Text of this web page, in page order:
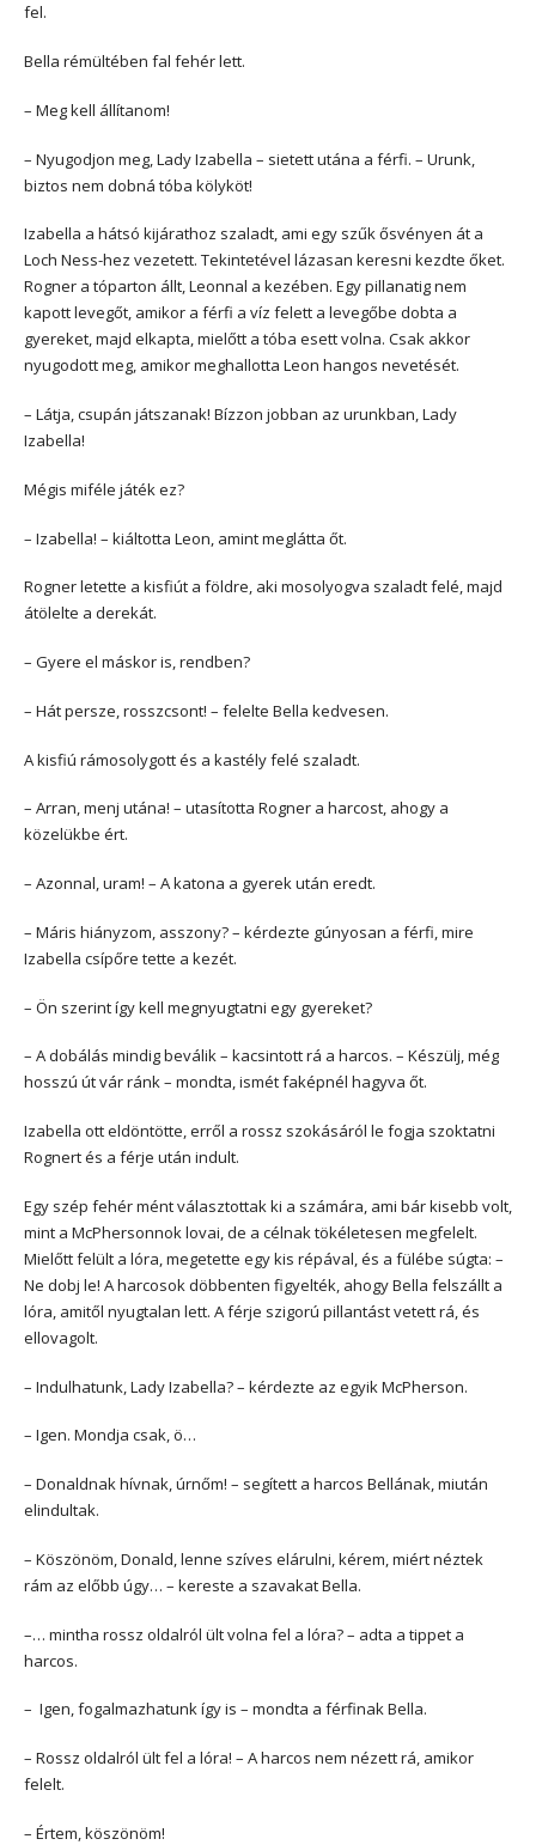
fel.
Bella rémültében fal fehér lett.
– Meg kell állítanom!
– Nyugodjon meg, Lady Izabella – sietett utána a férfi. – Urunk,
biztos nem dobná tóba kölyköt!
Izabella a hátsó kijárathoz szaladt, ami egy szűk ősvényen át a
Loch Ness-hez vezetett. Tekintetével lázasan keresni kezdte őket.
Rogner a tóparton állt, Leonnal a kezében. Egy pillanatig nem
kapott levegőt, amikor a férfi a víz felett a levegőbe dobta a
gyereket, majd elkapta, mielőtt a tóba esett volna. Csak akkor
nyugodott meg, amikor meghallotta Leon hangos nevetését.
– Látja, csupán játszanak! Bízzon jobban az urunkban, Lady
Izabella!
Mégis miféle játék ez?
– Izabella! – kiáltotta Leon, amint meglátta őt.
Rogner letette a kisfiút a földre, aki mosolyogva szaladt felé, majd
átölelte a derekát.
– Gyere el máskor is, rendben?
– Hát persze, rosszcsont! – felelte Bella kedvesen.
A kisfiú rámosolygott és a kastély felé szaladt.
– Arran, menj utána! – utasította Rogner a harcost, ahogy a
közelükbe ért.
– Azonnal, uram! – A katona a gyerek után eredt.
– Máris hiányzom, asszony? – kérdezte gúnyosan a férfi, mire
Izabella csípőre tette a kezét.
– Ön szerint így kell megnyugtatni egy gyereket?
– A dobálás mindig beválik – kacsintott rá a harcos. – Készülj, még
hosszú út vár ránk – mondta, ismét faképnél hagyva őt.
Izabella ott eldöntötte, erről a rossz szokásáról le fogja szoktatni
Rognert és a férje után indult.
Egy szép fehér mént választottak ki a számára, ami bár kisebb volt,
mint a McPhersonnok lovai, de a célnak tökéletesen megfelelt.
Mielőtt felült a lóra, megetette egy kis répával, és a fülébe súgta: –
Ne dobj le! A harcosok döbbenten figyelték, ahogy Bella felszállt a
lóra, amitől nyugtalan lett. A férje szigorú pillantást vetett rá, és
ellovagolt.
– Indulhatunk, Lady Izabella? – kérdezte az egyik McPherson.
– Igen. Mondja csak, ö…
– Donaldnak hívnak, úrnőm! – segített a harcos Bellának, miután
elindultak.
– Köszönöm, Donald, lenne szíves elárulni, kérem, miért néztek
rám az előbb úgy… – kereste a szavakat Bella.
–… mintha rossz oldalról ült volna fel a lóra? – adta a tippet a
harcos.
– Igen, fogalmazhatunk így is – mondta a férfinak Bella.
– Rossz oldalról ült fel a lóra! – A harcos nem nézett rá, amikor
felelt.
– Értem, köszönöm!